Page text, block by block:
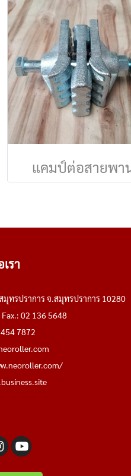
แคมป์ต่อสายพา
รา
ทรปราการ จ.สมุทรปราการ 10280
02 136 5648
7872